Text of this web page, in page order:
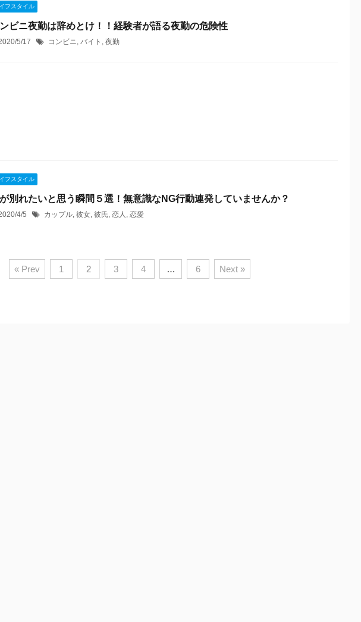
フスタイル
ビニ夜勤は辞めとけ！！経験者が語る夜勤の危険性
5/17 コンビニ, バイト , 夜勤
フスタイル
別れたいと思う瞬間５選！無意識なNG行動連発していませんか？
4/5 カップル, 彼女, 彼氏, 恋人 , 恋愛
« Prev 1 2 3 4 … 6 Next »